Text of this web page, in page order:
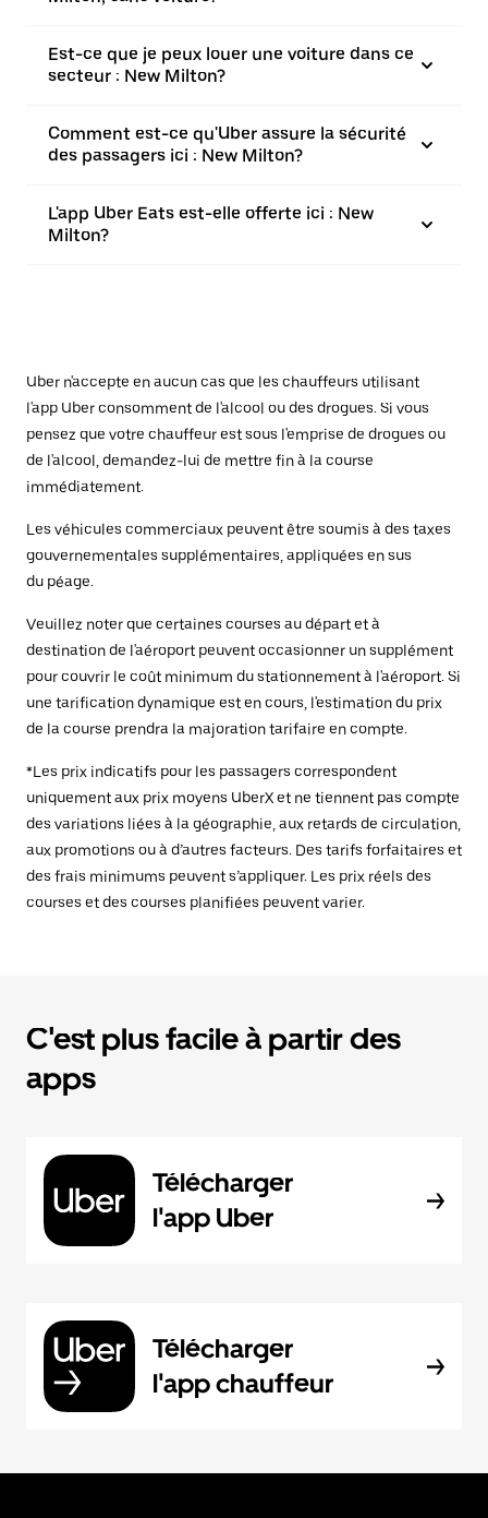
Est-ce que je peux louer une voiture dans ce
secteur : New Milton?
Comment est-ce qu'Uber assure la sécurité
des passagers ici : New Milton?
L'app Uber Eats est-elle offerte ici : New
Milton?
Uber n'accepte en aucun cas que les chauffeurs utilisant
l'app Uber consomment de l'alcool ou des drogues. Si vous
pensez que votre chauffeur est sous l'emprise de drogues ou
de l'alcool, demandez-lui de mettre fin à la course
immédiatement.
Les véhicules commerciaux peuvent être soumis à des taxes
gouvernementales supplémentaires, appliquées en sus
du péage.
Veuillez noter que certaines courses au départ et à
destination de l'aéroport peuvent occasionner un supplément
pour couvrir le coût minimum du stationnement à l'aéroport. Si
une tarification dynamique est en cours, l'estimation du prix
de la course prendra la majoration tarifaire en compte.
*Les prix indicatifs pour les passagers correspondent
uniquement aux prix moyens UberX et ne tiennent pas compte
des variations liées à la géographie, aux retards de circulation,
aux promotions ou à d’autres facteurs. Des tarifs forfaitaires et
des frais minimums peuvent s’appliquer. Les prix réels des
courses et des courses planifiées peuvent varier.
C'est plus facile à partir des
apps
Télécharger
l'app Uber
Télécharger
l'app chauffeur